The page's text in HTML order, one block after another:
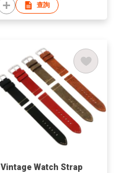
查詢
Vintage Watch Strap